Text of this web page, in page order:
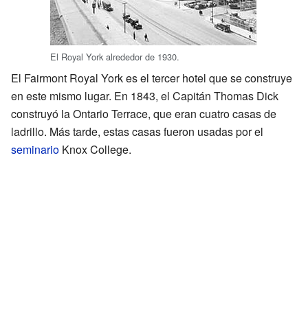
El Royal York alrededor de 1930.
El Fairmont Royal York es el tercer hotel que se construye
en este mismo lugar. En 1843, el Capitán Thomas Dick
construyó la Ontario Terrace, que eran cuatro casas de
ladrillo. Más tarde, estas casas fueron usadas por el
seminario Knox College.